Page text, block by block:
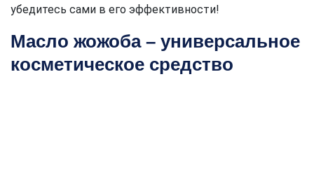
убедитесь сами в его эффективности!
Масло жожоба – универсальное
косметическое средство